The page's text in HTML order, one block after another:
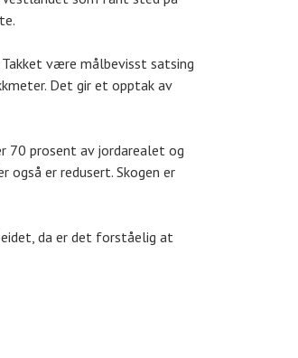
være målbevisst satsing
Det gir et opptak av
70 prosent av jordarealet og
er redusert. Skogen er
da er det forståelig at